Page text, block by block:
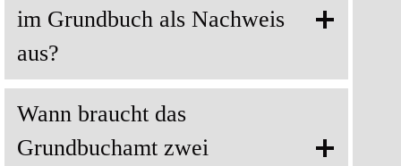
im Grundbuch als Nachweis
aus?
Wann braucht das
Grundbuchamt zwei